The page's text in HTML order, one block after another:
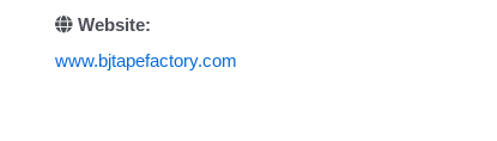
Website:
www.bjtapefactory.com